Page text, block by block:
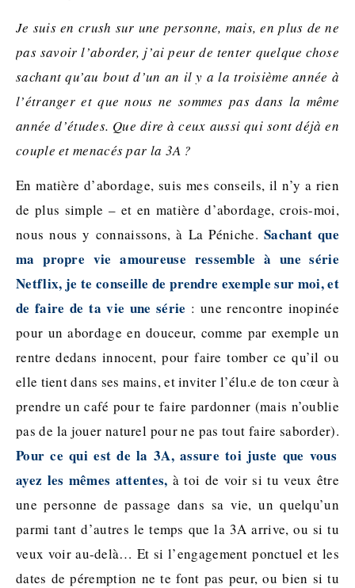
Je suis en crush sur une personne, mais, en plus de ne
pas savoir l’aborder, j’ai peur de tenter quelque chose
sachant qu’au bout d’un an il y a la troisième année à
l’étranger et que nous ne sommes pas dans la même
année d’études. Que dire à ceux aussi qui sont déjà en
couple et menacés par la 3A ?
En matière d’abordage, suis mes conseils, il n’y a rien
de plus simple – et en matière d’abordage, crois-moi,
nous nous y connaissons, à La Péniche. Sachant que
ma propre vie amoureuse ressemble à une série
Netflix, je te conseille de prendre exemple sur moi, et
de faire de ta vie une série : une rencontre inopinée
pour un abordage en douceur, comme par exemple un
rentre dedans innocent, pour faire tomber ce qu’il ou
elle tient dans ses mains, et inviter l’élu.e de ton cœur à
prendre un café pour te faire pardonner (mais n’oublie
pas de la jouer naturel pour ne pas tout faire saborder).
Pour ce qui est de la 3A, assure toi juste que vous
ayez les mêmes attentes, à toi de voir si tu veux être
une personne de passage dans sa vie, un quelqu’un
parmi tant d’autres le temps que la 3A arrive, ou si tu
veux voir au-delà… Et si l’engagement ponctuel et les
dates de péremption ne te font pas peur, ou bien si tu